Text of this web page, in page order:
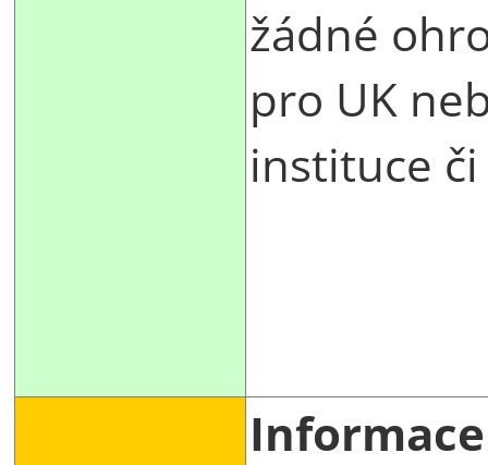
žádné
pro UK
instituce
Informace